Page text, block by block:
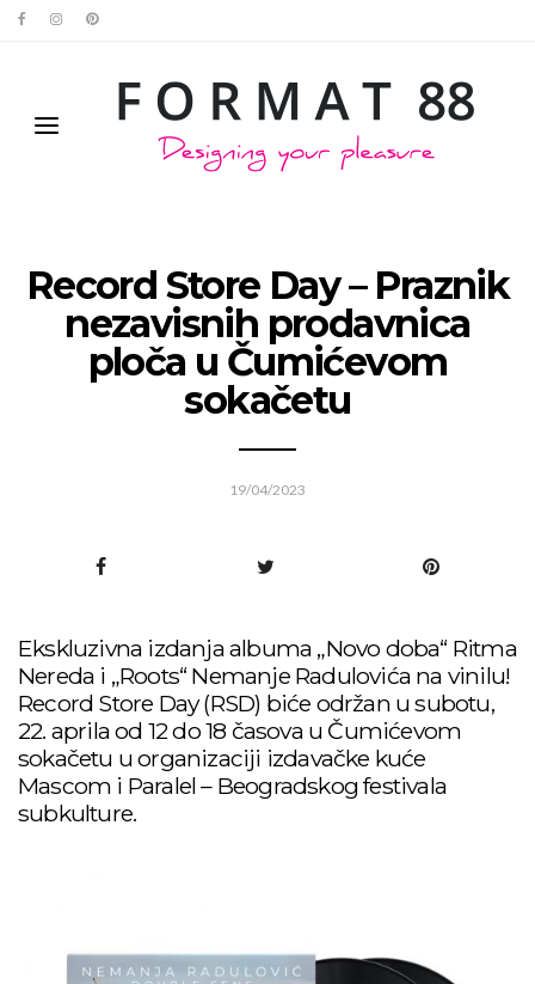
Record Store Day – Praznik
nezavisnih prodavnica
ploča u Čumićevom
sokačetu
19/04/2023
Ekskluzivna izdanja albuma „Novo doba“ Ritma
Nereda i „Roots“ Nemanje Radulovića na vinilu!
Record Store Day (RSD) biće održan u subotu,
22. aprila od 12 do 18 časova u Čumićevom
sokačetu u organizaciji izdavačke kuće
Mascom i Paralel – Beogradskog festivala
subkulture.